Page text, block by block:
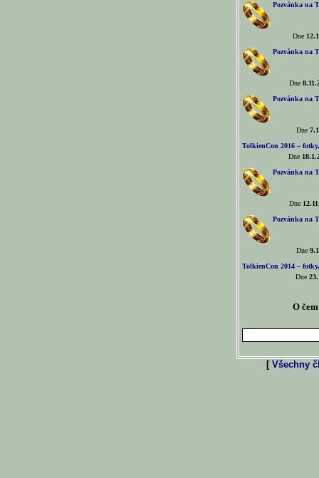
Pozvánka na
Dne
Pozvánka na
Dne
Pozvánka na
Dne
TolkienCon 2016 –
Dne
Pozvánka na
Dne
Pozvánka na
Dne
TolkienCon 2014 –
Dne
O
[ Všechny